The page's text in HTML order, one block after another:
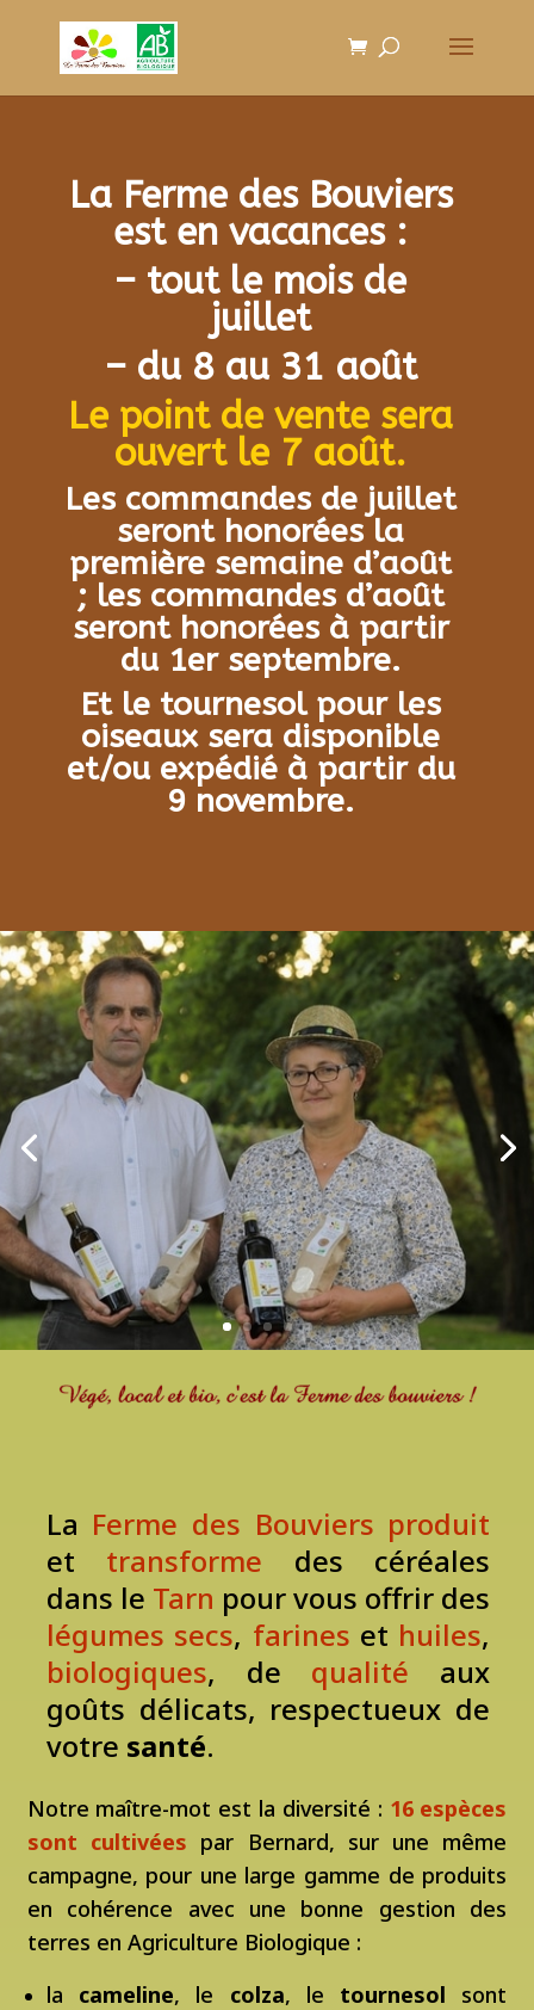
La Ferme des Bouviers
est en vacances :
– tout le mois de
juillet
– du 8 au 31 août
Le point de vente sera
ouvert le 7 août.
Les commandes de juillet
seront honorées la
première semaine d’août
; les commandes d’août
seront honorées à partir
du 1er septembre.
Et le tournesol pour les
oiseaux sera disponible
et/ou expédié à partir du
9 novembre.
La Ferme des Bouviers produit
et transforme des céréales
dans le Tarn pour vous offrir des
légumes secs, farines et huiles,
biologiques, de qualité aux
goûts délicats, respectueux de
votre santé.
Notre maître-mot est la diversité : 16 espèces
sont cultivées par Bernard, sur une même
campagne, pour une large gamme de produits
en cohérence avec une bonne gestion des
terres en Agriculture Biologique :
la cameline, le colza, le tournesol sont